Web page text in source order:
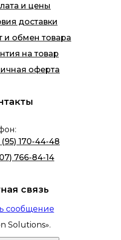
и цены
доставки
и обмен товара
на товар
оферта
:
170-44-48
766-84-14
связь
сообщение
Solutions».